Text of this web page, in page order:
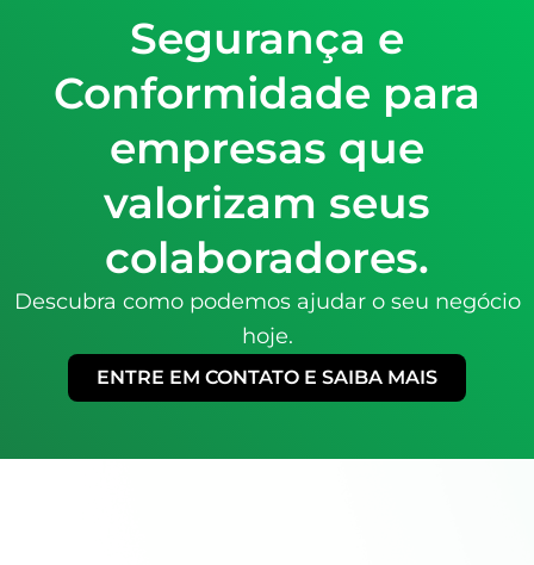
Segurança e
Conformidade para
empresas que
valorizam seus
colaboradores.
Descubra como podemos ajudar o seu negócio
hoje.
ENTRE EM CONTATO E SAIBA MAIS